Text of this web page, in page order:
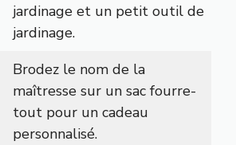
jardinage et un petit outil de
jardinage.
Brodez le nom de la
maîtresse sur un sac fourre-
tout pour un cadeau
personnalisé.